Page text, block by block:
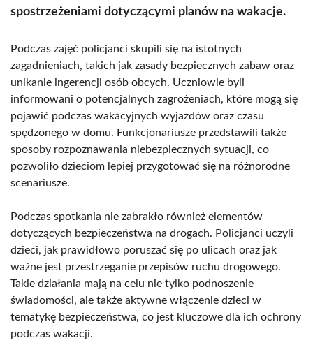
spostrzeżeniami dotyczącymi planów na wakacje.
Podczas zajęć policjanci skupili się na istotnych
zagadnieniach, takich jak zasady bezpiecznych zabaw oraz
unikanie ingerencji osób obcych. Uczniowie byli
informowani o potencjalnych zagrożeniach, które mogą się
pojawić podczas wakacyjnych wyjazdów oraz czasu
spędzonego w domu. Funkcjonariusze przedstawili także
sposoby rozpoznawania niebezpiecznych sytuacji, co
pozwoliło dzieciom lepiej przygotować się na różnorodne
scenariusze.
Podczas spotkania nie zabrakło również elementów
dotyczących bezpieczeństwa na drogach. Policjanci uczyli
dzieci, jak prawidłowo poruszać się po ulicach oraz jak
ważne jest przestrzeganie przepisów ruchu drogowego.
Takie działania mają na celu nie tylko podnoszenie
świadomości, ale także aktywne włączenie dzieci w
tematykę bezpieczeństwa, co jest kluczowe dla ich ochrony
podczas wakacji.